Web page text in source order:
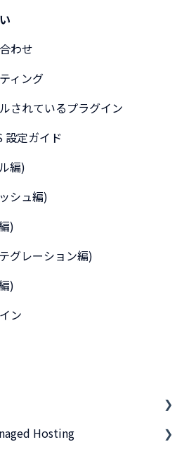
わせ
ィング
されているプラグイン
設定ガイド
編)
シュ編)
)
グレーション編)
)
ン
法
Hosting